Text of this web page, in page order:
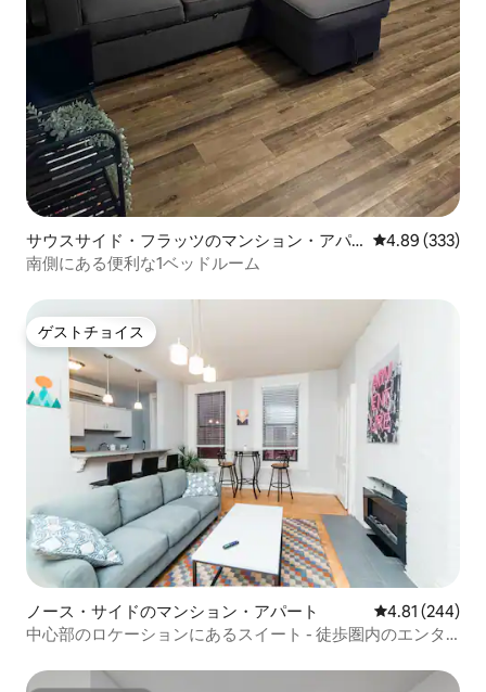
サウスサイド・フラッツのマンション・アパ
ート
レビュー333
4.89 (333)
南側にある便利な1ベッドルーム
ゲストチョイス
ゲストチョイス
ノース・サイドのマンション・アパート レビュー244
4.81 (244)
中心部のロケーションにあるスイート - 徒歩圏内のエンタ